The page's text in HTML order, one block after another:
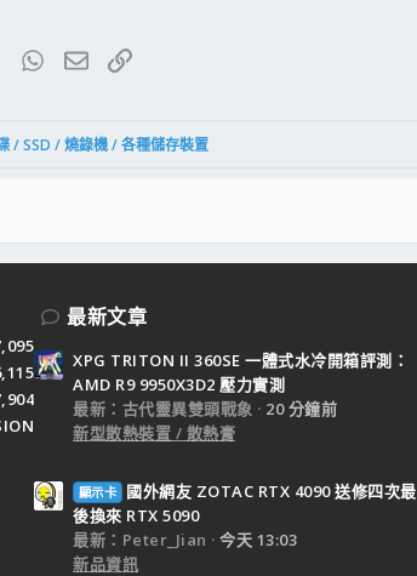
TumblrWhatsApp
電子郵件
連結
/ SSD / 燒錄機 / 各種儲存裝置
最新文章
XPG TRITON II 360SE 一體式水冷開箱評測：
AMD R9 9950X3D2 壓力實測
最新：古代靈異雙頭戰象
20 分鐘前
新型散熱裝置 / 散熱膏
顯示卡
國外網友 ZOTAC RTX 4090 送修四次最
後換來 RTX 5090
最新：Peter_Jian
今天 13:03
新品資訊